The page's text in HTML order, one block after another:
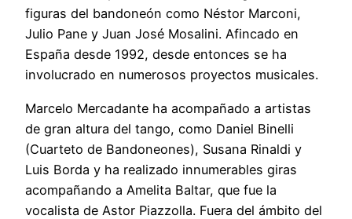
figuras del bandoneón como Néstor Marconi,
Julio Pane y Juan José Mosalini. Afincado en
España desde 1992, desde entonces se ha
involucrado en numerosos proyectos musicales.
Marcelo Mercadante ha acompañado a artistas
de gran altura del tango, como Daniel Binelli
(Cuarteto de Bandoneones), Susana Rinaldi y
Luis Borda y ha realizado innumerables giras
acompañando a Amelita Baltar, que fue la
vocalista de Astor Piazzolla. Fuera del ámbito del